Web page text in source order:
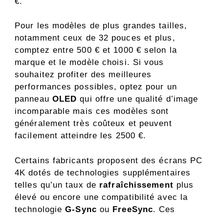
Pour les modèles de plus grandes tailles,
notamment ceux de 32 pouces et plus,
comptez entre 500 € et 1000 € selon la
marque et le modèle choisi. Si vous
souhaitez profiter des meilleures
performances possibles, optez pour un
panneau OLED qui offre une qualité d’image
incomparable mais ces modèles sont
généralement très coûteux et peuvent
facilement atteindre les 2500 €.
Certains fabricants proposent des écrans PC
4K dotés de technologies supplémentaires
telles qu’un taux de rafraîchissement plus
élevé ou encore une compatibilité avec la
technologieG-Sync ou FreeSync. Ces